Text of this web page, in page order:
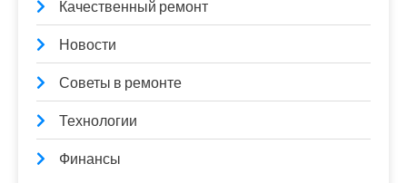
Качественный ремонт
Новости
Советы в ремонте
Технологии
Финансы